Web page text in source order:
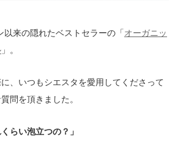
来の隠れたベストセラーの「オーガニッ
」。
、いつもシエスタを愛用してくださって
問を頂きました。
らい泡立つの？」